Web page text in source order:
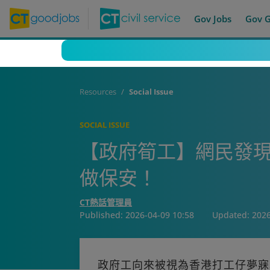
Gov Jobs Gov
Resources Social Issue
SOCIAL ISSUE
【政府筍工】網民
做保安！
CT熱話管理員
Published: 2026-04-09 10:58 Updated:
政府工向來被視為香港打工仔夢